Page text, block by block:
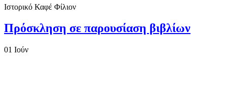
Ιστορικό Καφέ Φίλιον
Πρόσκληση σε παρουσίαση βιβλίων
01 Ιούν